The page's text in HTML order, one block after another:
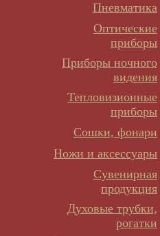
Пневматика
Оптические
приборы
Приборы ночного
видения
Тепловизионные
приборы
Сошки, фонари
Ножи и аксессуары
Сувенирная
продукция
Духовые трубки,
рогатки